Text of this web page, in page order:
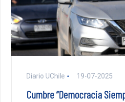
Diario UChile 19-07-2025
Cumbre “Democracia